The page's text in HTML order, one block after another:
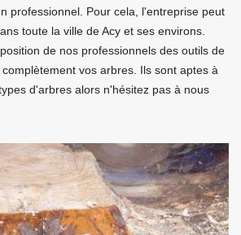
professionnel. Pour cela, l'entreprise peut
toute la ville de Acy et ses environs.
de nos professionnels des outils de
vos arbres. Ils sont aptes à
d'arbres alors n'hésitez pas à nous